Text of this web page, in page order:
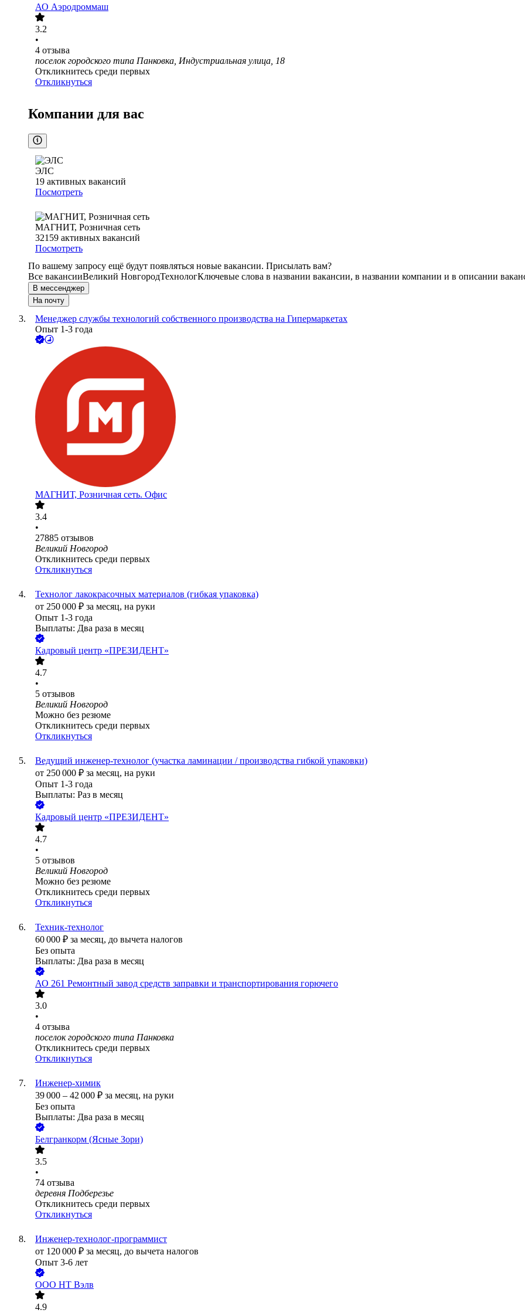
АО Аэродроммаш
3.2
•
4 отзыва
поселок городского типа Панковка, Индустриальная улица, 18
Откликнитесь среди первых
Откликнуться
Компании для вас
ЭЛС
19 активных вакансий
Посмотреть
МАГНИТ, Розничная сеть
32159 активных вакансий
Посмотреть
По вашему запросу ещё будут появляться новые вакансии. Присылать вам?
Все вакансииВеликий НовгородТехнологКлючевые слова в названии вакансии, в названии компании и в описании
В мессенджер
На почту
Менеджер службы технологий собственного производства на Гипермаркетах
Опыт 1-3 года
МАГНИТ, Розничная сеть. Офис
3.4
•
27885 отзывов
Великий Новгород
Откликнитесь среди первых
Откликнуться
Технолог лакокрасочных материалов (гибкая упаковка)
от 250 000 ₽ за месяц, на руки
Опыт 1-3 года
Выплаты: Два раза в месяц
Кадровый центр «ПРЕЗИДЕНТ»
4.7
•
5 отзывов
Великий Новгород
Можно без резюме
Откликнитесь среди первых
Откликнуться
Ведущий инженер-технолог (участка ламинации / производства гибкой упаковки)
от 250 000 ₽ за месяц, на руки
Опыт 1-3 года
Выплаты: Раз в месяц
Кадровый центр «ПРЕЗИДЕНТ»
4.7
•
5 отзывов
Великий Новгород
Можно без резюме
Откликнитесь среди первых
Откликнуться
Техник-технолог
60 000 ₽ за месяц, до вычета налогов
Без опыта
Выплаты: Два раза в месяц
АО 261 Ремонтный завод средств заправки и транспортирования горючего
3.0
•
4 отзыва
поселок городского типа Панковка
Откликнитесь среди первых
Откликнуться
Инженер-химик
39 000 – 42 000 ₽ за месяц, на руки
Без опыта
Выплаты: Два раза в месяц
Белгранкорм (Ясные Зори)
3.5
•
74 отзыва
деревня Подберезье
Откликнитесь среди первых
Откликнуться
Инженер-технолог-программист
от 120 000 ₽ за месяц, до вычета налогов
Опыт 3-6 лет
ООО НТ Вэлв
4.9